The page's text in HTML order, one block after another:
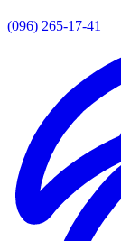
(096) 265-17-41